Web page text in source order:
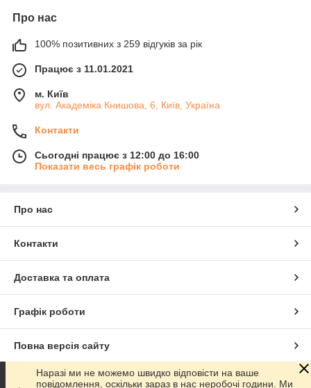
Про нас
100% позитивних з 259 відгуків за рік
Працює з 11.01.2021
м. Київ
вул. Академіка Книшовa, 6, Київ, Україна
Контакти
Сьогодні працює з 12:00 до 16:00
Показати весь графік роботи
Про нас
Контакти
Доставка та оплата
Графік роботи
Повна версія сайту
Сайт створено на маркетплейсі Prom.ua
Наразі ми не можемо швидко відповісти на ваше
повідомлення, оскільки зараз в нас неробочі години. Ми